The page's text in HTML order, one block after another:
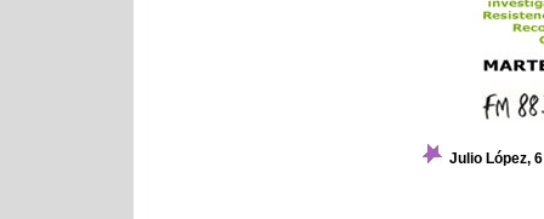
Julio López,